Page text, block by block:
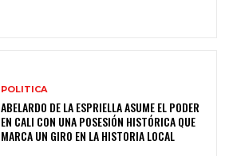
POLITICA
ABELARDO DE LA ESPRIELLA ASUME EL PODER
EN CALI CON UNA POSESIÓN HISTÓRICA QUE
MARCA UN GIRO EN LA HISTORIA LOCAL